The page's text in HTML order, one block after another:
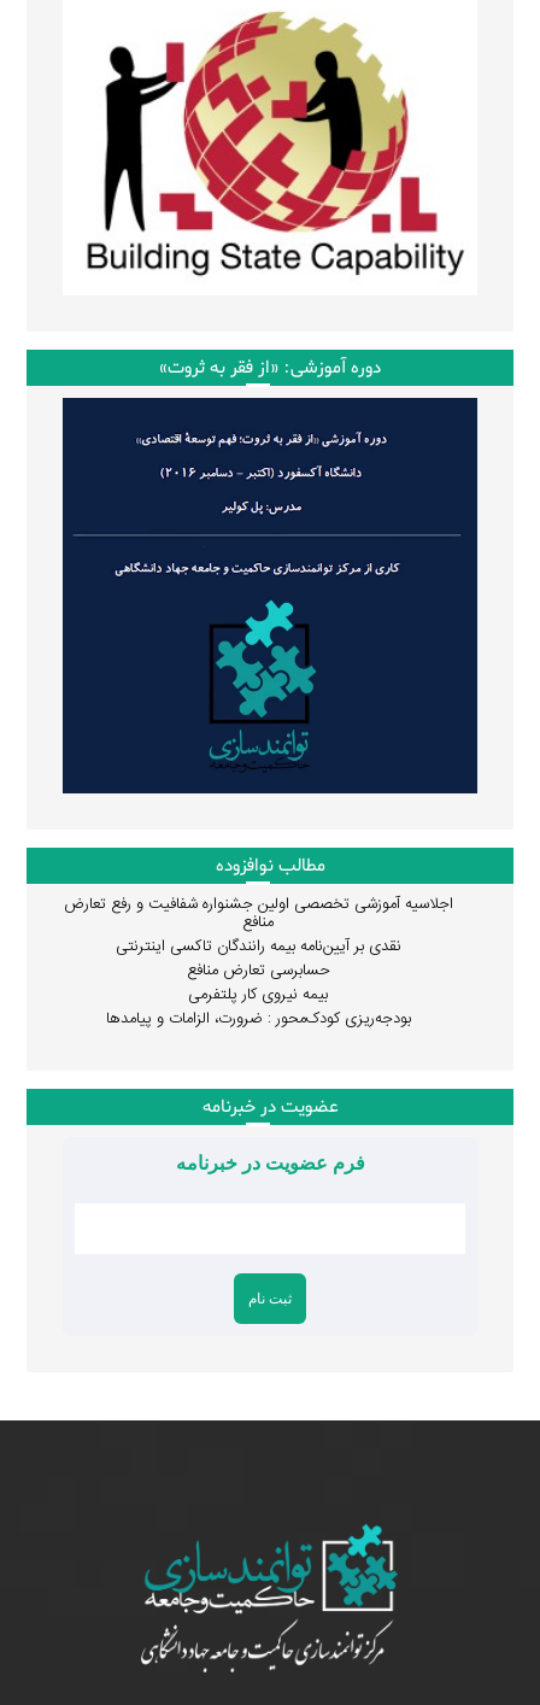
دوره آموزشی: «از فقر به ثروت»
مطالب نوافزوده
اجلاسیه آموزشی تخصصی اولین جشنواره شفافیت و رفع تعارض
منافع
نقدی بر آیین‌نامه بیمه رانندگان تاکسی اینترنتی
حسابرسی تعارض منافع
بیمه نیروی کار پلتفرمی
بودجه‌ریزی کودک‌محور : ضرورت، الزامات و پیامدها
عضویت در خبرنامه
فرم عضویت در خبرنامه